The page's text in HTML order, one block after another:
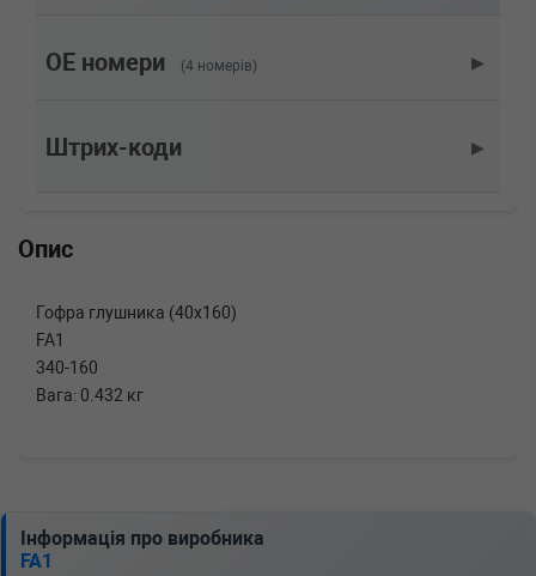
OE номери (4 номерів) ▶
Штрих-коди ▶
Опис
Гофра глушника (40x160)
FA1
340-160
Вага: 0.432 кг
Інформація про виробника
FA1